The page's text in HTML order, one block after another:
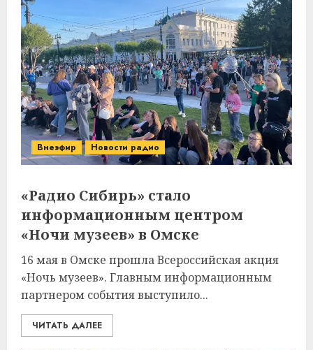
Внеэфир Новости радио
«Радио Сибирь» стало
информационным центром
«Ночи музеев» в Омске
16 мая в Омске прошла Всероссийская акция
«Ночь музеев». Главным информационным
партнером события выступило...
ЧИТАТЬ ДАЛЕЕ